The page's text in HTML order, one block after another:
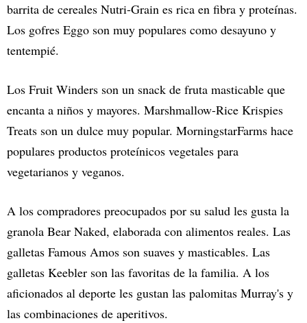
barrita de cereales Nutri-Grain es rica en fibra y proteínas.
Los gofres Eggo son muy populares como desayuno y
tentempié.
Los Fruit Winders son un snack de fruta masticable que
encanta a niños y mayores. Marshmallow-Rice Krispies
Treats son un dulce muy popular. MorningstarFarms hace
populares productos proteínicos vegetales para
vegetarianos y veganos.
A los compradores preocupados por su salud les gusta la
granola Bear Naked, elaborada con alimentos reales. Las
galletas Famous Amos son suaves y masticables. Las
galletas Keebler son las favoritas de la familia. A los
aficionados al deporte les gustan las palomitas Murray's y
las combinaciones de aperitivos.